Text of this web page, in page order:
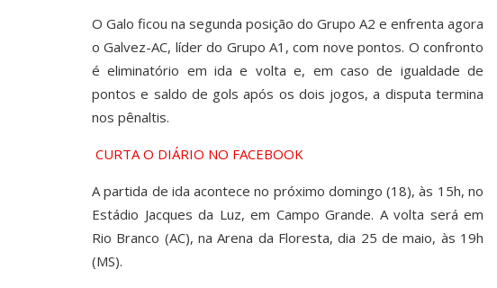
O Galo ficou na segunda posição do Grupo A2 e enfrenta agora
o Galvez-AC, líder do Grupo A1, com nove pontos. O confronto
é eliminatório em ida e volta e, em caso de igualdade de
pontos e saldo de gols após os dois jogos, a disputa termina
nos pênaltis.
CURTA O DIÁRIO NO FACEBOOK
A partida de ida acontece no próximo domingo (18), às 15h, no
Estádio Jacques da Luz, em Campo Grande. A volta será em
Rio Branco (AC), na Arena da Floresta, dia 25 de maio, às 19h
(MS).